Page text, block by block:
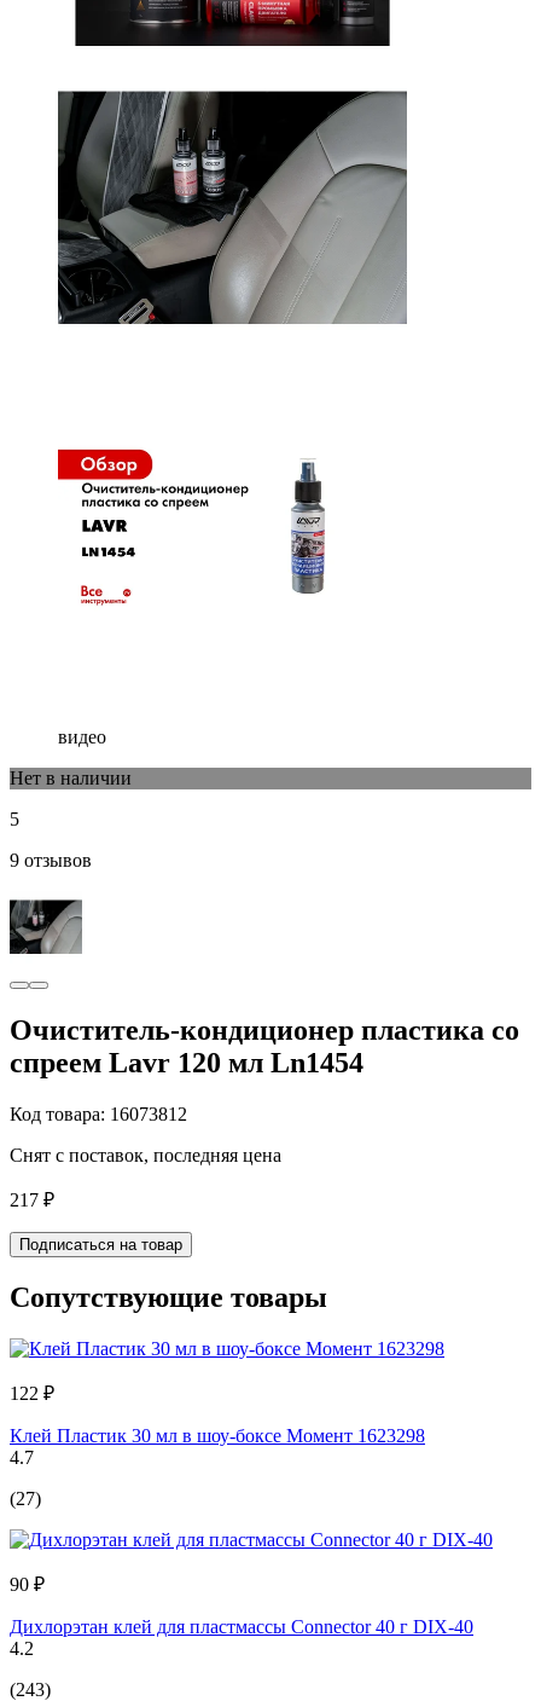
видео
Нет в наличии
5
9 отзывов
Очиститель-кондиционер пластика со
спреем Lavr 120 мл Ln1454
Код товара: 16073812
Снят с поставок, последняя цена
217 ₽
Подписаться на товар
Сопутствующие товары
122 ₽
Клей Пластик 30 мл в шоу-боксе Момент 1623298
4.7
(27)
90 ₽
Дихлорэтан клей для пластмассы Connector 40 г DIX-40
4.2
(243)